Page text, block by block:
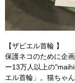
【ザビエル首輪 】
保護ネコのために企
ー13万人以上の
エル首輪」。猫ちゃ